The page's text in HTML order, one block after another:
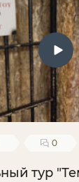
0
тур